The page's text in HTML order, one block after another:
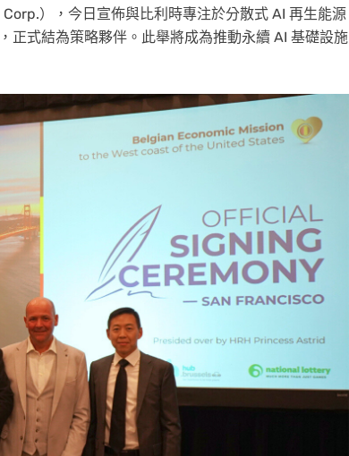
），今日宣佈與比利時專注於分散式 AI 再生能源
正式結為策略夥伴。此舉將成為推動永續 AI 基礎設施